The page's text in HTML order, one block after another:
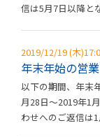
信は5月7日以降と
2019/12/19 (木
年末年始の営
以下の期間、年末
月28日～2019年1
わせへのご返信は